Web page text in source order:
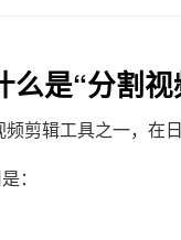
么是“分割
剪辑工具之一，在
：